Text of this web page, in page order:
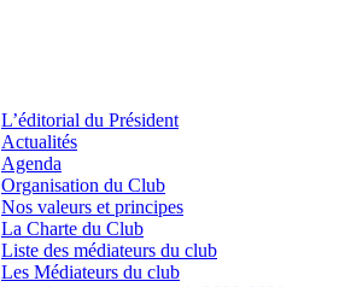
L’éditorial du Président
Actualités
Agenda
Organisation du Club
Nos valeurs et principes
La Charte du Club
Liste des médiateurs du club
Les Médiateurs du club